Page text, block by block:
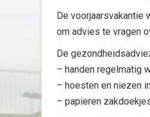
De voorjaarsvakantie
om advies te vragen
De
– handen regelmatig
– hoesten en niezen
– papieren